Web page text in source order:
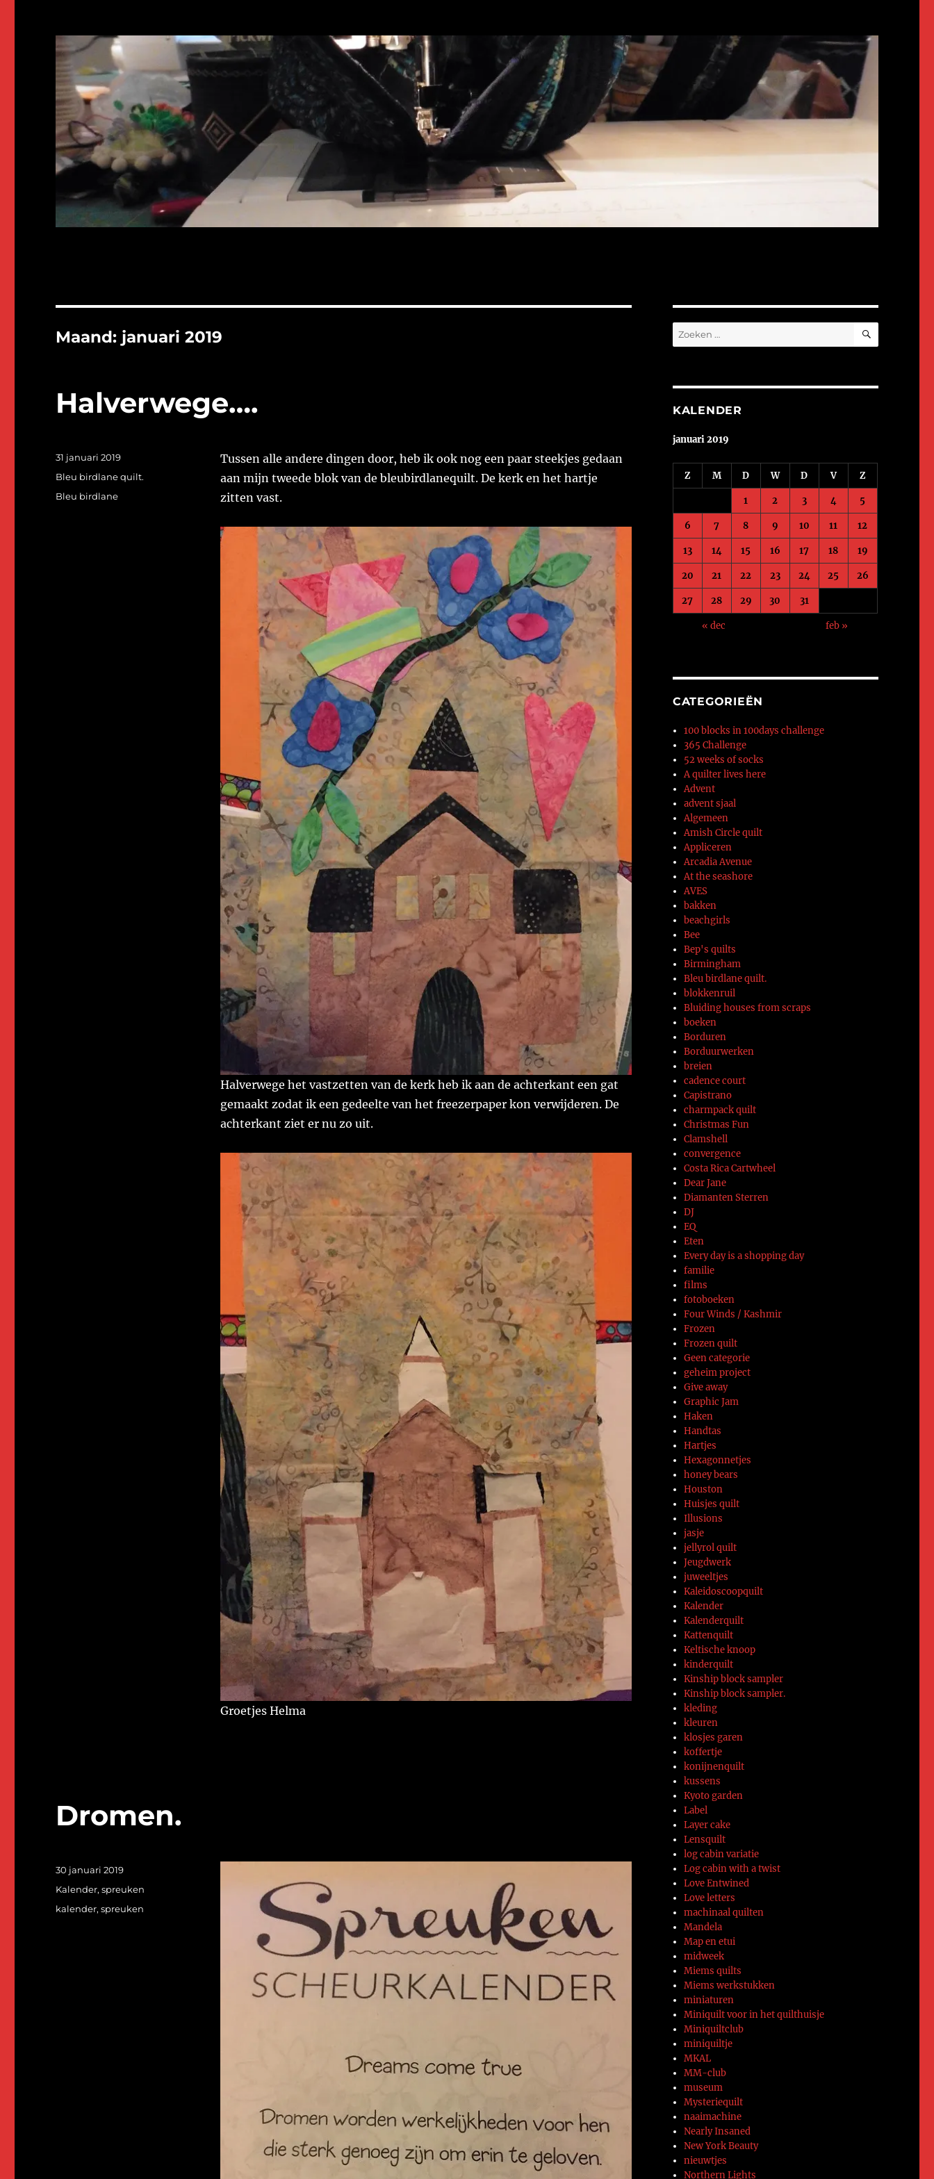
Maand: januari 2019
Halverwege….
Tussen alle andere dingen door, heb ik ook nog een paar steekjes gedaan
aan mijn tweede blok van de bleubirdlanequilt. De kerk en het hartje
zitten vast.
Halverwege het vastzetten van de kerk heb ik aan de achterkant een gat
gemaakt zodat ik een gedeelte van het freezerpaper kon verwijderen. De
achterkant ziet er nu zo uit.
Groetjes Helma
Geplaatst
op
31 januari 2019
Categorieën
Bleu birdlane quilt.
Tags
Bleu birdlane
Dromen.
Geplaatst
op
30 januari 2019
Categorieën
Kalender,spreuken
Tags
kalender,spreuken
Zoeken
naar:
ZOEKEN
KALENDER
januari 2019
Z M D W D V Z
1 2 3 4 5
6 7 8 9 10 11 12
13 14 15 16 17 18 19
20 21 22 23 24 25 26
27 28 29 30 31
« dec feb »
CATEGORIEËN
100 blocks in 100days challenge
365 Challenge
52 weeks of socks
A quilter lives here
Advent
advent sjaal
Algemeen
Amish Circle quilt
Appliceren
Arcadia Avenue
At the seashore
AVES
bakken
beachgirls
Bee
Bep's quilts
Birmingham
Bleu birdlane quilt.
blokkenruil
Bluiding houses from scraps
boeken
Borduren
Borduurwerken
breien
cadence court
Capistrano
charmpack quilt
Christmas Fun
Clamshell
convergence
Costa Rica Cartwheel
Dear Jane
Diamanten Sterren
DJ
EQ
Eten
Every day is a shopping day
familie
films
fotoboeken
Four Winds / Kashmir
Frozen
Frozen quilt
Geen categorie
geheim project
Give away
Graphic Jam
Haken
Handtas
Hartjes
Hexagonnetjes
honey bears
Houston
Huisjes quilt
Illusions
jasje
jellyrol quilt
Jeugdwerk
juweeltjes
Kaleidoscoopquilt
Kalender
Kalenderquilt
Kattenquilt
Keltische knoop
kinderquilt
Kinship block sampler
Kinship block sampler.
kleding
kleuren
klosjes garen
koffertje
konijnenquilt
kussens
Kyoto garden
Label
Layer cake
Lensquilt
log cabin variatie
Log cabin with a twist
Love Entwined
Love letters
machinaal quilten
Mandela
Map en etui
midweek
Miems quilts
Miems werkstukken
miniaturen
Miniquilt voor in het quilthuisje
Miniquiltclub
miniquiltje
MKAL
MM-club
museum
Mysteriequilt
naaimachine
Nearly Insaned
New York Beauty
nieuwtjes
Northern Lights